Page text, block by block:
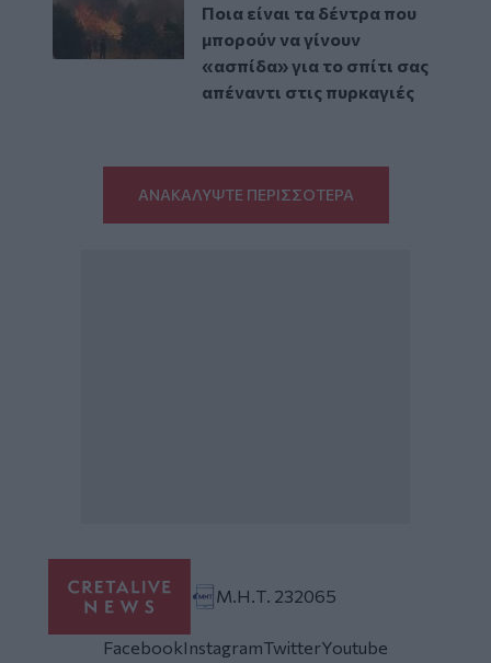
Ποια είναι τα δέντρα που
μπορούν να γίνουν
«ασπίδα» για το σπίτι σας
απέναντι στις πυρκαγιές
ΑΝΑΚΑΛΥΨΤΕ ΠΕΡΙΣΣΟΤΕΡΑ
Μ.Η.Τ. 232065
FacebookInstagramTwitterYoutube